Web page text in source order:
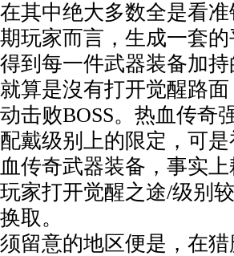
其中绝大多数全是看
家而言，生成一套的
到每一件武器装备加
算是沒有打开觉醒路
击败BOSS。热血传奇
戴级别上的限定，可
传奇武器装备，事实
家打开觉醒之途/级别
取。
意的地区便是，在猎